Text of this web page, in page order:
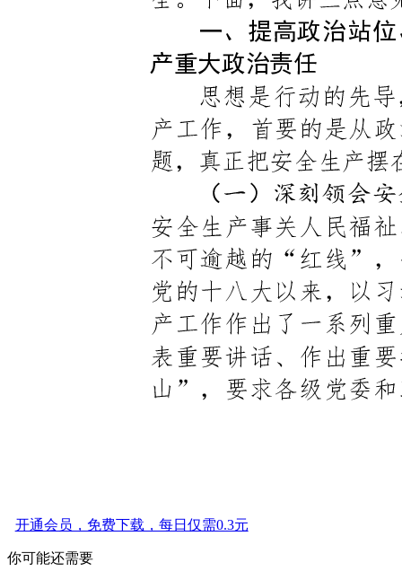
开通会员，免费下载，每日仅需0.3元
你可能还需要